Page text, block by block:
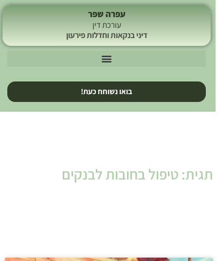
עפרה שפר
עורכת דין
דיני בנקאות וחדלות פירעון
בואו נשוחח כעת!
תגית: טיפול בחובות לבנקים